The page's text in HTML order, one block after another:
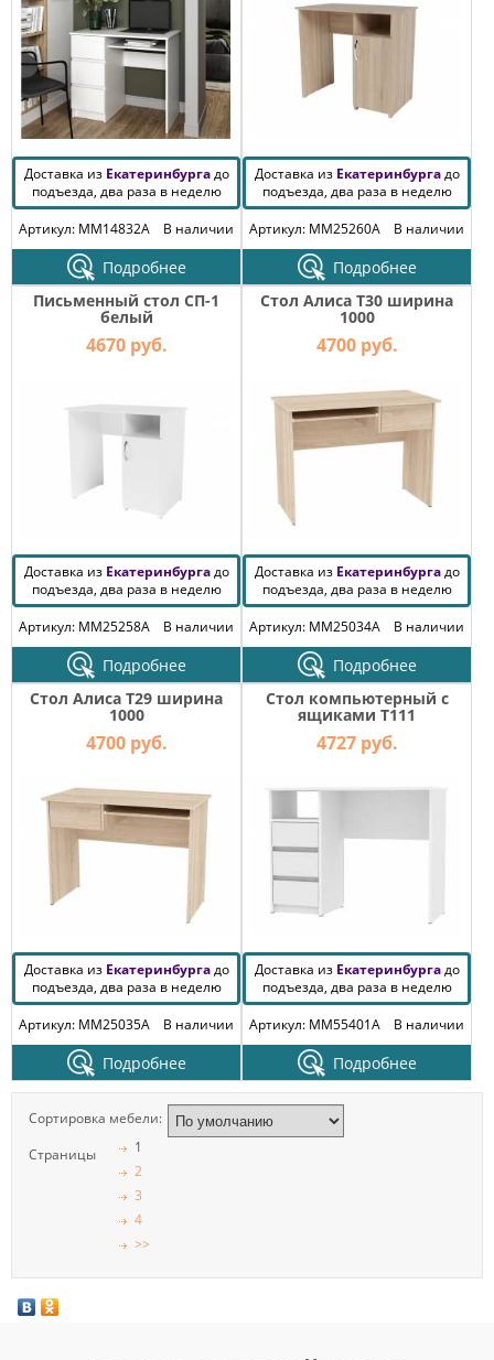
Доставка из Екатеринбургадо
подъезда, два раза в неделю
Артикул: MM14832A
В наличии
Подробнее
Доставка из Екатеринбургадо
подъезда, два раза в неделю
Артикул: MM25260A
В наличии
Подробнее
Письменный стол СП-1
белый
4670 руб.
Доставка из Екатеринбургадо
подъезда, два раза в неделю
Артикул: MM25258A
В наличии
Подробнее
Стол Алиса T30 ширина
1000
4700 руб.
Доставка из Екатеринбургадо
подъезда, два раза в неделю
Артикул: MM25034A
В наличии
Подробнее
Стол Алиса T29 ширина
1000
4700 руб.
Доставка из Екатеринбургадо
подъезда, два раза в неделю
Артикул: MM25035A
В наличии
Подробнее
Стол компьютерный с
ящиками T111
4727 руб.
Доставка из Екатеринбургадо
подъезда, два раза в неделю
Артикул: MM55401A
В наличии
Подробнее
Сортировка мебели:
Страницы
1
2
3
4
>>